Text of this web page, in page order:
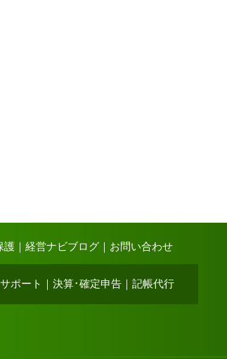
護｜ 経営ナビブログ｜ お問い合わせ
ポート ｜ 決算･確定申告｜ 記帳代行